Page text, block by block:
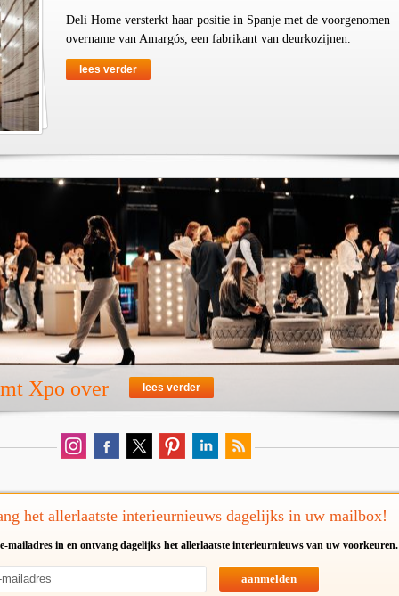
Deli Home versterkt haar positie in Spanje met de voorgenomen
overname van Amargós, een fabrikant van deurkozijnen.
lees verder
Xpo over lees verder
het allerlaatste interieurnieuws dagelijks in uw mailbox!
mailadres in en ontvang dagelijks het allerlaatste interieurnieuws van uw voorkeuren.
aanmelden